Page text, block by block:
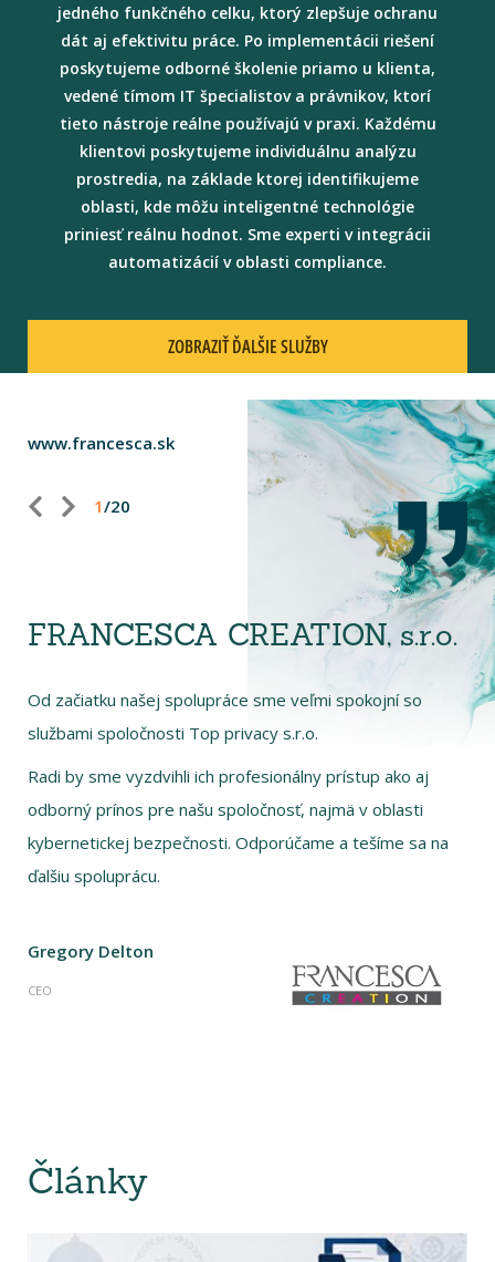
jedného funkčného celku, ktorý zlepšuje ochranu
dát aj efektivitu práce. Po implementácii riešení
poskytujeme odborné školenie priamo u klienta,
vedené tímom IT špecialistov a právnikov, ktorí
tieto nástroje reálne používajú v praxi. Každému
klientovi poskytujeme individuálnu analýzu
prostredia, na základe ktorej identifikujeme
oblasti, kde môžu inteligentné technológie
priniesť reálnu hodnot. Sme experti v integrácii
automatizácií v oblasti compliance.
ZOBRAZIŤ ĎALŠIE SLUŽBY
1/20
www.francesca.sk
FRANCESCA CREATION, s.r.o.
Od začiatku našej spolupráce sme veľmi spokojní so
službami spoločnosti Top privacy s.r.o.
Radi by sme vyzdvihli ich profesionálny prístup ako aj
odborný prínos pre našu spoločnosť, najmä v oblasti
kybernetickej bezpečnosti. Odporúčame a tešíme sa na
ďalšiu spoluprácu.
Gregory Delton
CEO
Predchádzajúci
Nasledujúci
Články